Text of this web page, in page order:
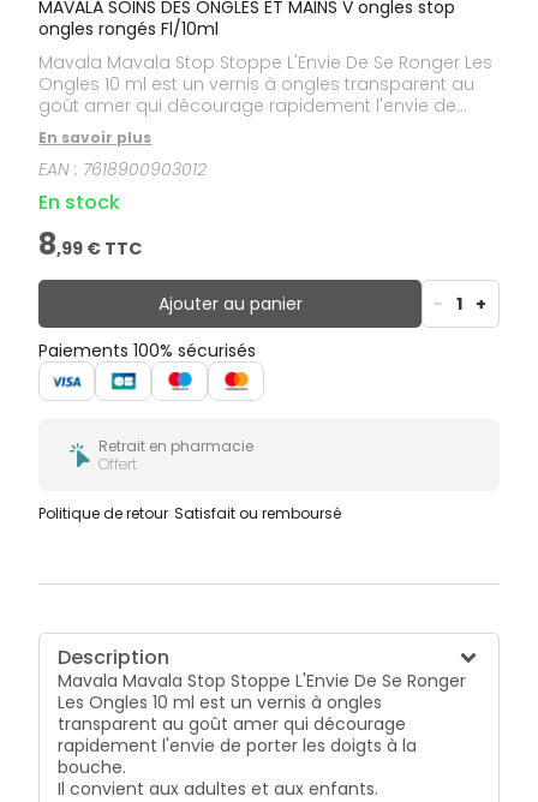
MAVALA SOINS DES ONGLES ET MAINS V ongles stop
ongles rongés Fl/10ml
Mavala Mavala Stop Stoppe L'Envie De Se Ronger Les
Ongles 10 ml est un vernis à ongles transparent au
goût amer qui décourage rapidement l'envie de
porter les doigts à la bouche. Il convient aux adultes
et aux enfants.
En savoir plus
EAN : 7618900903012
En stock
8,99 € TTC
Ajouter au panier - 1 +
Paiements 100% sécurisés
Retrait en pharmacie
Offert
Politique de retour Satisfait ou remboursé
Description
Mavala Mavala Stop Stoppe L'Envie De Se Ronger
Les Ongles 10 ml est un vernis à ongles
transparent au goût amer qui décourage
rapidement l'envie de porter les doigts à la
bouche.
Il convient aux adultes et aux enfants.